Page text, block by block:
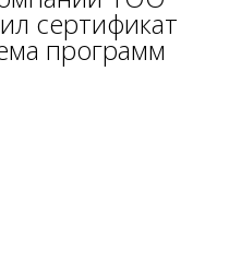
сертификат
программ